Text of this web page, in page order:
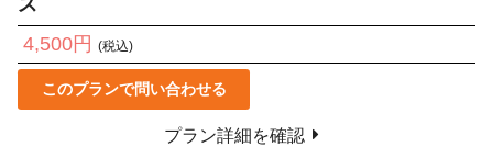
4,500円 (税込)
このプランで問い合わせる
プラン詳細を確認